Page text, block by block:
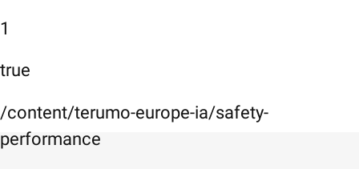
1
true
/content/terumo-europe-ia/safety-
performance